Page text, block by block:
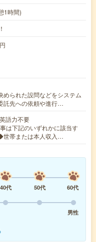
1時間)
られた設問などをシステム
託先への依頼や進行…
語力不要
は下記のいずれかに該当す
世帯または本人収入…
40代 50代
60代
男性